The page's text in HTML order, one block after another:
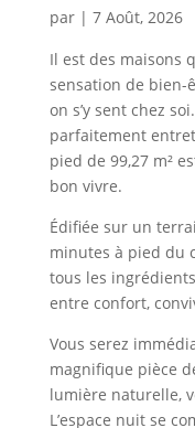
par | 7 Août, 2026
Il est des maisons
sensation de bien-
on s’y sent chez
parfaitement
pied de 99,27 m²
bon vivre.
Édifiée sur un
minutes à pied du
tous les
entre confort,
Vous serez
magnifique pièce
lumière naturelle,
L’espace nuit se